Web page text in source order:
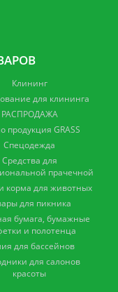
Клининг
для клининга
РАСПРОДАЖА
продукция GRASS
Спецодежда
Средства для
прачечной
корма для животных
для пикника
бумага, бумажные
и полотенца
для бассейнов
для салонов
красоты